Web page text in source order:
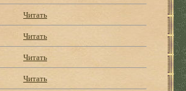
Читать
Читать
Читать
Читать